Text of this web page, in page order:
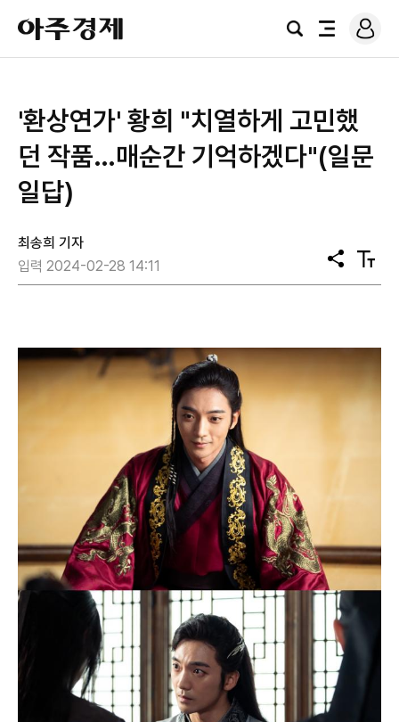
아
주
경
검
전
로
그
'환상연가' 황희 "치열하게 고민했
던 작품…매순간 기억하겠다"(일문
일답)
최송희 기자
입력 2024-02-28 14:11
공
유
텍
스